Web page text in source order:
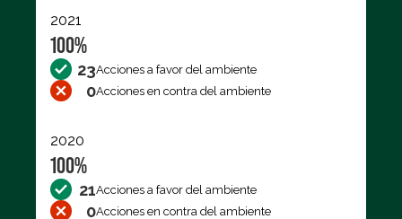
2021
100%
23Acciones a favor del ambiente
0Acciones en contra del ambiente
2020
100%
21Acciones a favor del ambiente
0Acciones en contra del ambiente